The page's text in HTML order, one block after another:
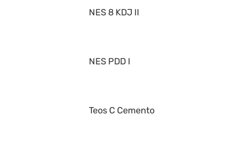
NES 8 KDJ II
NES PDD I
Teos C Cemento